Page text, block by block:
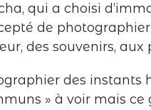
qui a choisi
de photographier
des souvenirs,
des instants
» à voir mais ce